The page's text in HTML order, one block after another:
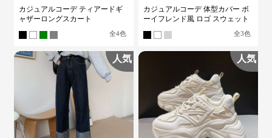
カジュアルコーデ ティアードギ
ャザーロングスカート
全4色
カジュアルコーデ 体型カバー ボ
ーイフレンド風 ロゴ スウェット
全3色
人気 人気